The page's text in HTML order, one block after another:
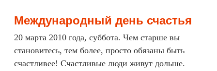
Международный день счастья
20 марта 2010 года, суббота. Чем старше вы
становитесь, тем более, просто обязаны быть
счастливее! Счастливые люди живут дольше.